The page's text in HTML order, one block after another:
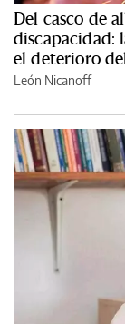
Del casco de
discapacidad:
el deterioro
León Nicanoff